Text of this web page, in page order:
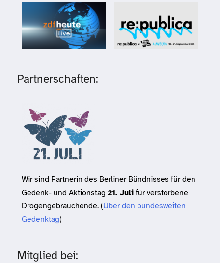
Partnerschaften:
Wir sind Partnerin des Berliner Bündnisses für den
Gedenk- und Aktionstag 21. Julifür verstorbene
Drogengebrauchende. (Über den bundesweiten
Gedenktag)
Mitglied bei: